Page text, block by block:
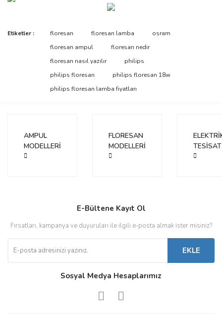
Bu ürüne ilk yorumu siz yapın!
Yorum Yaz
Bu ürünün fiyat bilgisi, resim, ürün açıklamalarında ve diğer
tarafımıza iletebilirsiniz.
Görüş ve önerileriniz için teşekkür ederiz.
Ürün resmi kalitesiz, bozuk veya görüntülenemiyor.
Bu ürüne benzer farklı alternatifler olmalı.
Gönder
Etiketler : floresan floresan lamba
osram
floresan ampul
floresan nedir
floresan nasıl yazılır
philips
philips floresan
philips floresan 18w
philips floresan lamba fiyatları
AMPUL
MODELLERİ
FLORESAN
MODELLERİ
TESİSAT
E-Bültene Kayıt Ol
Fırsatları, kampanya ve duyuruları ile ilgili e-posta almak ister misiniz?
EKLE
Sosyal Medya Hesaplarımız